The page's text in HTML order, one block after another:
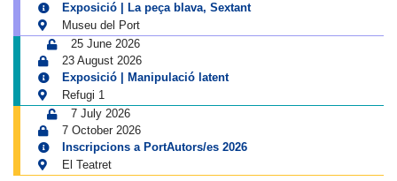
Exposició | La peça blava, Sextant
Museu del Port
25 June 2026
23 August 2026
Exposició | Manipulació latent
Refugi 1
7 July 2026
7 October 2026
Inscripcions a PortAutors/es 2026
El Teatret